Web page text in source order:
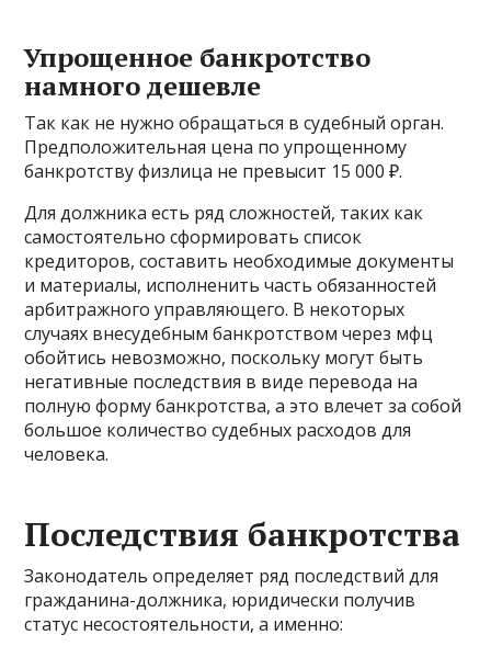
Упрощенное банкротство
намного дешевле
Так как не нужно обращаться в судебный орган.
Предположительная цена по упрощенному
банкротству физлица не превысит 15 000 ₽.
Для должника есть ряд сложностей, таких как
самостоятельно сформировать список
кредиторов, составить необходимые документы
и материалы, исполненить часть обязанностей
арбитражного управляющего. В некоторых
случаях внесудебным банкротством через мфц
обойтись невозможно, поскольку могут быть
негативные последствия в виде перевода на
полную форму банкротства, а это влечет за собой
большое количество судебных расходов для
человека.
Последствия банкротства
Законодатель определяет ряд последствий для
гражданина-должника, юридически получив
статус несостоятельности, а именно: